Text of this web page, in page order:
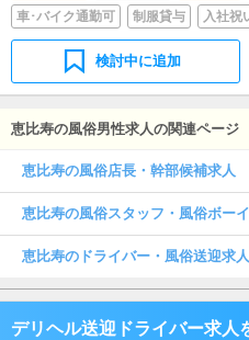
車･バイク通勤可
制服貸与 入社祝
検討中に追加
恵比寿の風俗男性求人の関連ページ
恵比寿の風俗店長・幹部候補求人
恵比寿の風俗スタッフ・風俗ボー
恵比寿のドライバー・風俗送迎求人
デリヘル送迎ドライバー求人